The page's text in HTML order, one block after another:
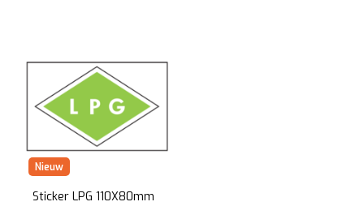
Nieuw
Sticker LPG 110X80mm